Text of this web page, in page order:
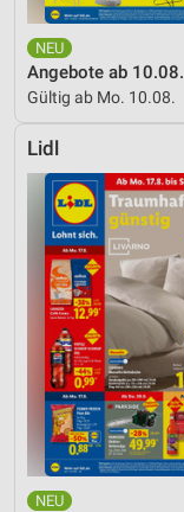
Angebote ab 10.08.
Gültig ab Mo. 10.08.
Lidl